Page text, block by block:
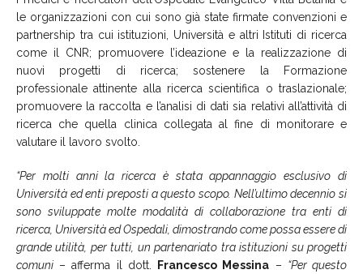
le organizzazioni con cui sono già state firmate convenzioni e
partnership tra cui istituzioni, Università e altri Istituti di ricerca
come il CNR; promuovere l’ideazione e la realizzazione di
nuovi progetti di ricerca; sostenere la Formazione
professionale attinente alla ricerca scientifica o traslazionale;
promuovere la raccolta e l’analisi di dati sia relativi all’attività di
ricerca che quella clinica collegata al fine di monitorare e
valutare il lavoro svolto.
“Per molti anni la ricerca è stata appannaggio esclusivo di
Università ed enti preposti a questo scopo. Nell’ultimo decennio si
sono sviluppate molte modalità di collaborazione tra enti di
ricerca, Università ed Ospedali, dimostrando come possa essere di
grande utilità, per tutti, un partenariato tra istituzioni su progetti
comuni – afferma il dott. Francesco Messina – “Per questo